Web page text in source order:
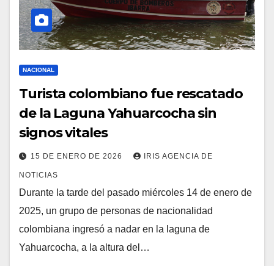
NACIONAL
Turista colombiano fue rescatado
de la Laguna Yahuarcocha sin
signos vitales
15 DE ENERO DE 2026 IRIS AGENCIA DE
NOTICIAS
Durante la tarde del pasado miércoles 14 de enero de
2025, un grupo de personas de nacionalidad
colombiana ingresó a nadar en la laguna de
Yahuarcocha, a la altura del…